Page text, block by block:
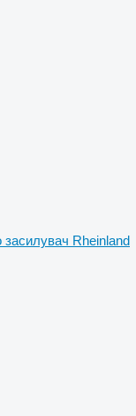
засилувач Rheinland